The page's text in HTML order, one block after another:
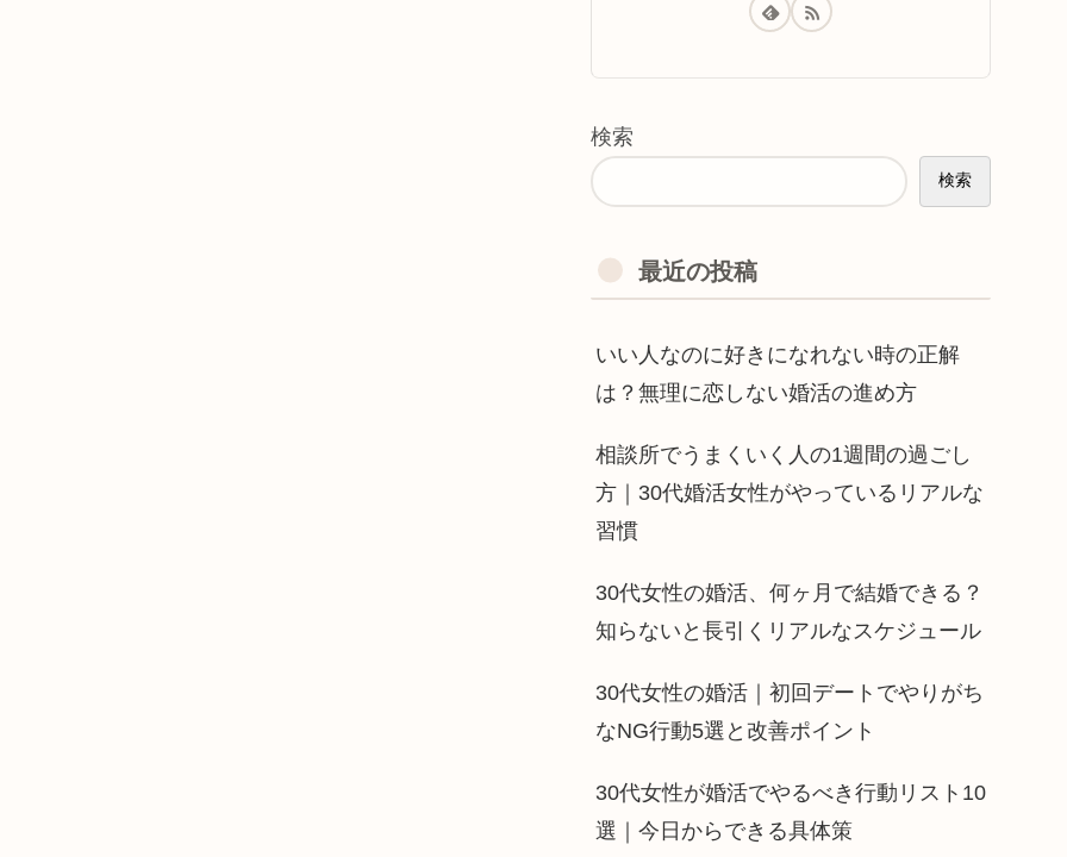
検索
検索
最近の投稿
いい人なのに好きになれない時の正解
は？無理に恋しない婚活の進め方
相談所でうまくいく人の1週間の過ごし
方｜30代婚活女性がやっているリアルな
習慣
30代女性の婚活、何ヶ月で結婚できる？
知らないと長引くリアルなスケジュール
30代女性の婚活｜初回デートでやりがち
なNG行動5選と改善ポイント
30代女性が婚活でやるべき行動リスト10
選｜今日からできる具体策